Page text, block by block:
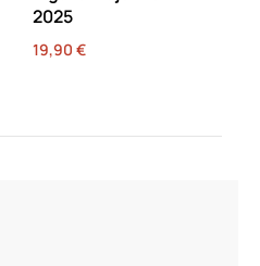
2025
19,90 €